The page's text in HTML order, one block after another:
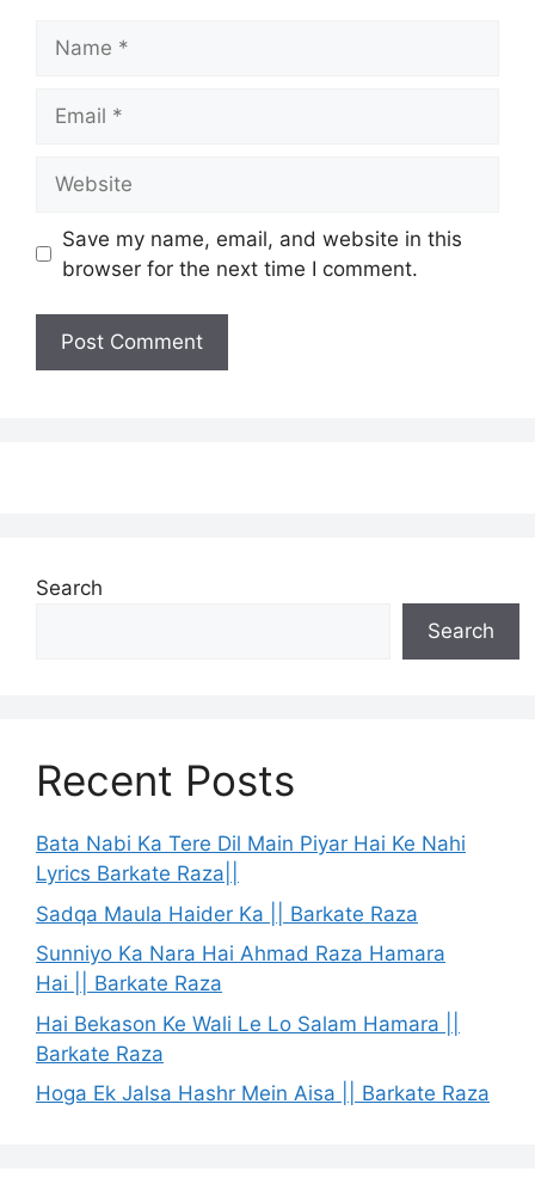
Save my name, email, and website in this
browser for the next time I comment.
Search
Search
Recent Posts
Bata Nabi Ka Tere Dil Main Piyar Hai Ke Nahi
Lyrics Barkate Raza||
Sadqa Maula Haider Ka || Barkate Raza
Sunniyo Ka Nara Hai Ahmad Raza Hamara
Hai || Barkate Raza
Hai Bekason Ke Wali Le Lo Salam Hamara ||
Barkate Raza
Hoga Ek Jalsa Hashr Mein Aisa || Barkate Raza